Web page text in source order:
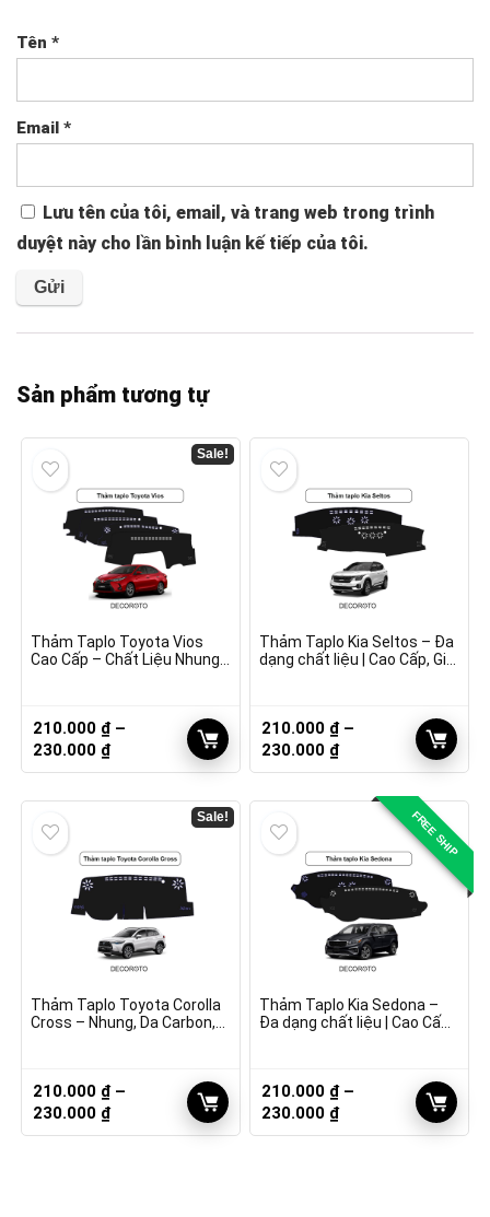
Tên *
Email *
Lưu tên của tôi, email, và trang web trong trình
duyệt này cho lần bình luận kế tiếp của tôi.
Sản phẩm tương tự
Sale!
Thảm Taplo Toyota Vios
Cao Cấp – Chất Liệu Nhung,
210.000 ₫ –
230.000 ₫Khoảng
giá:
230.000 ₫
Thảm Taplo Kia Seltos – Đa
dạng chất liệu | Cao Cấp, Giá
210.000 ₫ –
230.000 ₫Khoảng
giá:
210.000 ₫
230.000 ₫
Sale!
Thảm Taplo Toyota Corolla
Cross – Nhung, Da Carbon,
210.000 ₫ –
230.000 ₫Khoảng
giá:
FREE SHIP
Thảm Taplo Kia Sedona –
Đa dạng chất liệu | Cao Cấp,
210.000 ₫ –
230.000 ₫Khoảng
giá: